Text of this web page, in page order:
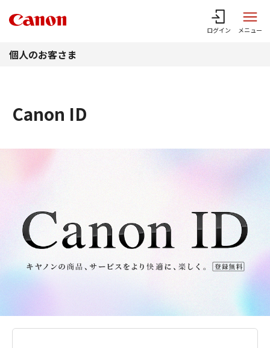
ログイン メニュー
個人のお客さま
Canon ID